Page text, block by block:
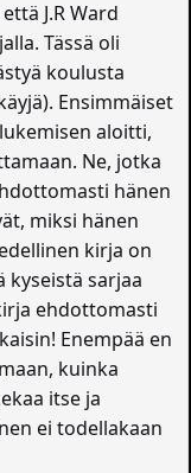
J.R Ward
Tässä oli
koulusta
Ensimmäiset
aloitti,
Ne, jotka
hänen
miksi hänen
kirja on
sarjaa
ehdottomasti
Enempää en
kuinka
itse ja
ei todellakaan